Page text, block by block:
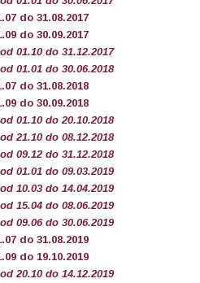
do 31.08.2017
do 30.09.2017
01.10 do 31.12.2017
01.01 do 30.06.2018
do 31.08.2018
do 30.09.2018
01.10 do 20.10.2018
21.10 do 08.12.2018
09.12 do 31.12.2018
01.01 do 09.03.2019
10.03 do 14.04.2019
15.04 do 08.06.2019
09.06 do 30.06.2019
do 31.08.2019
do 19.10.2019
20.10 do 14.12.2019